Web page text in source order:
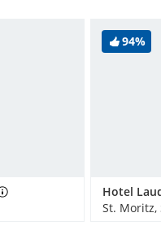
94%
Hotel
St. Moritz,